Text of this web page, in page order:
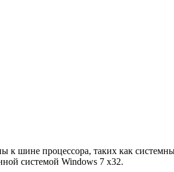
шине процессора, таких как
системой Windows 7 x32.